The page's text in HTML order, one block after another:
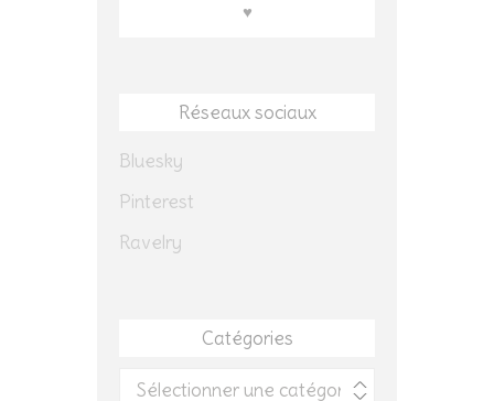
♥
Réseaux sociaux
Bluesky
Pinterest
Ravelry
Catégories
Catégories